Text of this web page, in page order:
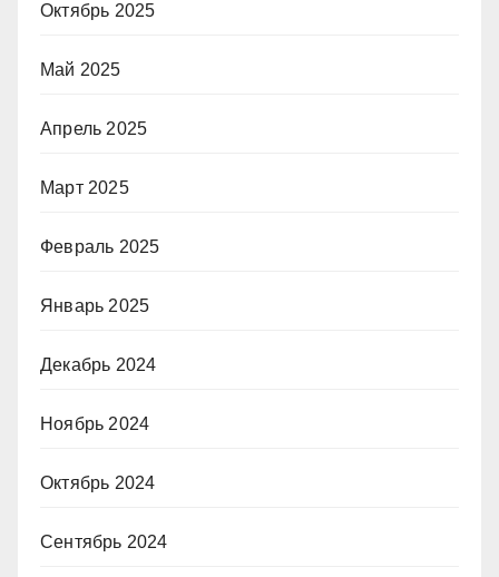
Октябрь 2025
Май 2025
Апрель 2025
Март 2025
Февраль 2025
Январь 2025
Декабрь 2024
Ноябрь 2024
Октябрь 2024
Сентябрь 2024